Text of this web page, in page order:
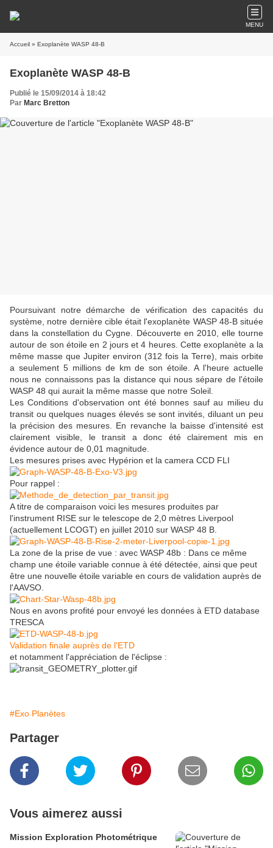
MENU
Accueil » Exoplanète WASP 48-B
Exoplanète WASP 48-B
Publié le 15/09/2014 à 18:42
Par Marc Bretton
Poursuivant notre démarche de vérification des capacités du
système, notre dernière cible était l'exoplanète WASP 48-B située
dans la constellation du Cygne. Découverte en 2010, elle tourne
autour de son étoile en 2 jours et 4 heures. Cette exoplanète a la
même masse que Jupiter environ (312 fois la Terre), mais orbite
a seulement 5 millions de km de son étoile. A l'heure actuelle
nous ne connaissons pas la distance qui nous sépare de l'étoile
WASP 48 qui aurait la même masse que notre Soleil.
Les Conditions d'observation ont été bonnes sauf au milieu du
transit ou quelques nuages élevés se sont invités, diluant un peu
la précision des mesures. En revanche la baisse d'intensité est
clairement visible, le transit a donc été clairement mis en
évidence autour de 0,01 magnitude.
Les mesures prises avec Hypérion et la camera CCD FLI
Pour rappel :
A titre de comparaison voici les mesures produites par
l'instrument RISE sur le telescope de 2,0 mètres Liverpool
(actuellement LCOGT) en juillet 2010 sur WASP 48 B.
La zone de la prise de vue : avec WASP 48b : Dans ce même
champ une étoile variable connue à été détectée, ainsi que peut
être une nouvelle étoile variable en cours de validation auprès de
l'AAVSO.
Nous en avons profité pour envoyé les données à ETD database
TRESCA
Validation finale auprès de l'ETD
et notamment l'appréciation de l'éclipse :
#Exo Planètes
Partager
Vous aimerez aussi
Mission Exploration Photométrique